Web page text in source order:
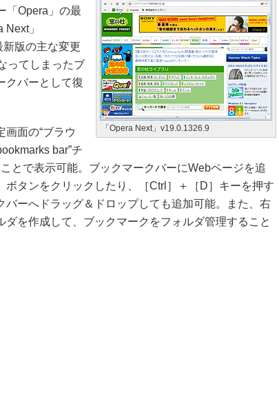
「Opera Next」v19.0.1326.9
「Opera」の最
」
版の主な変更
ってしまったブ
クバーとして復
面の“ブラウ
bar”チ
とで表示可能。ブックマークバーにWebページを追
ボタンをクリックしたり、［Ctrl］＋［D］キーを押す
バーへドラッグ＆ドロップしても追加可能。また、右
ダを作成して、ブックマークをフォルダ管理すること